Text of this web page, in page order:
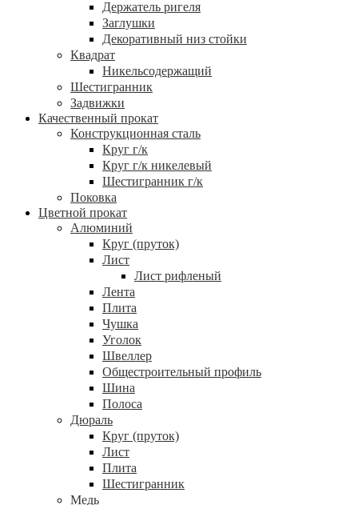
Держатель ригеля
Заглушки
Декоративный низ стойки
Квадрат
Никельсодержащий
Шестигранник
Задвижки
Качественный прокат
Конструкционная сталь
Круг г/к
Круг г/к никелевый
Шестигранник г/к
Поковка
Цветной прокат
Алюминий
Круг (пруток)
Лист
Лист рифленый
Лента
Плита
Чушка
Уголок
Швеллер
Общестроительный профиль
Шина
Полоса
Дюраль
Круг (пруток)
Лист
Плита
Шестигранник
Медь